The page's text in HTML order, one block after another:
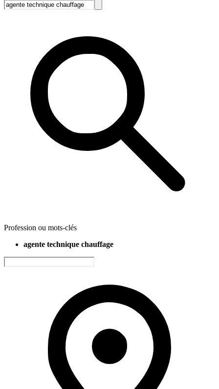
Profession ou mots-clés
agente technique chauffage